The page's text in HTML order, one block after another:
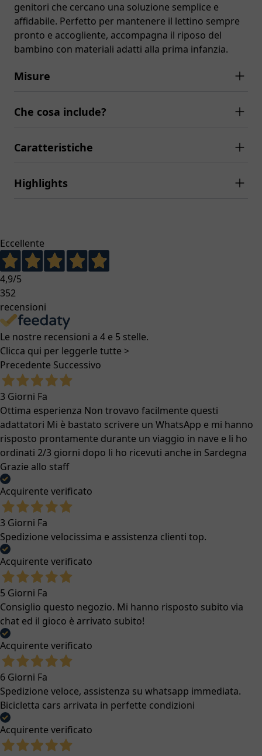
genitori che cercano una soluzione semplice e
affidabile. Perfetto per mantenere il lettino sempre
pronto e accogliente, accompagna il riposo del
bambino con materiali adatti alla prima infanzia.
Misure
Che cosa include?
Caratteristiche
Highlights
Eccellente
4,9/5
352
recensioni
Le nostre recensioni a 4 e 5 stelle.
Clicca qui per leggerle tutte >
Precedente Successivo
3 Giorni Fa
Ottima esperienza Non trovavo facilmente questi
adattatori Mi è bastato scrivere un WhatsApp e mi hanno
risposto prontamente durante un viaggio in nave e li ho
ordinati 2/3 giorni dopo li ho ricevuti anche in Sardegna
Grazie allo staff
Acquirente verificato
3 Giorni Fa
Spedizione velocissima e assistenza clienti top.
Acquirente verificato
5 Giorni Fa
Consiglio questo negozio. Mi hanno risposto subito via
chat ed il gioco è arrivato subito!
Acquirente verificato
6 Giorni Fa
Spedizione veloce, assistenza su whatsapp immediata.
Bicicletta cars arrivata in perfette condizioni
Acquirente verificato